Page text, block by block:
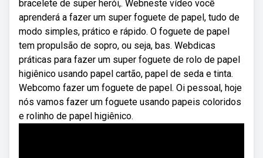
bracelete de super herói,. Webneste vídeo você
aprenderá a fazer um super foguete de papel, tudo de
modo simples, prático e rápido. O foguete de papel
tem propulsão de sopro, ou seja, bas. Webdicas
práticas para fazer um super foguete de rolo de papel
higiênico usando papel cartão, papel de seda e tinta.
Webcomo fazer um foguete de papel. Oi pessoal, hoje
nós vamos fazer um foguete usando papeis coloridos
e rolinho de papel higiênico.